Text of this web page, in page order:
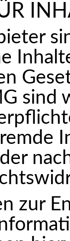
sind
zur